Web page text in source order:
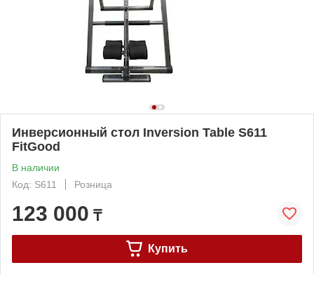
Инверсионный стол Inversion Table S611
FitGood
В наличии
Код: S611
Розница
123 000 ₸
Купить